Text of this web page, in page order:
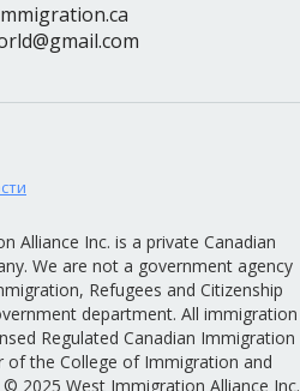
Alliance Inc. is a private Canadian
We are not a government agency
Refugees and Citizenship
department. All immigration
Regulated Canadian Immigration
of the College of Immigration and
© 2025 West Immigration Alliance Inc.